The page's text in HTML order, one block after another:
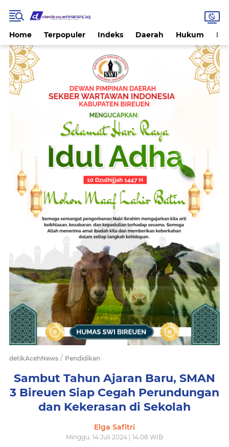
Home Terpopuler Indeks Daerah Hukum
detikAcehNews / Pendidikan
Sambut Tahun Ajaran Baru, SMAN
3 Bireuen Siap Cegah Perundungan
dan Kekerasan di Sekolah
Elga Safitri
Minggu, 14 Juli 2024 | 14:08 WIB